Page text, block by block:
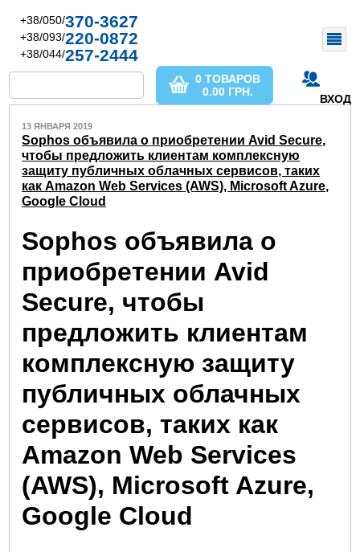
+38/050/370-3627
+38/093/220-0872
+38/044/257-2444
ВХОД
0 ТОВАРОВ
0.00 ГРН.
13 ЯНВАРЯ 2019
Sophos объявила о приобретении Avid Secure,
чтобы предложить клиентам комплексную
защиту публичных облачных сервисов, таких
как Amazon Web Services (AWS), Microsoft Azure,
Google Cloud
Sophos объявила о
приобретении Avid
Secure, чтобы
предложить клиентам
комплексную защиту
публичных облачных
сервисов, таких как
Amazon Web Services
(AWS), Microsoft Azure,
Google Cloud